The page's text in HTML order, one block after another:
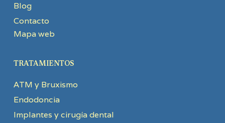
Blog
Contacto
Mapa web
TRATAMIENTOS
ATM y Bruxismo
Endodoncia
Implantes y cirugía dental